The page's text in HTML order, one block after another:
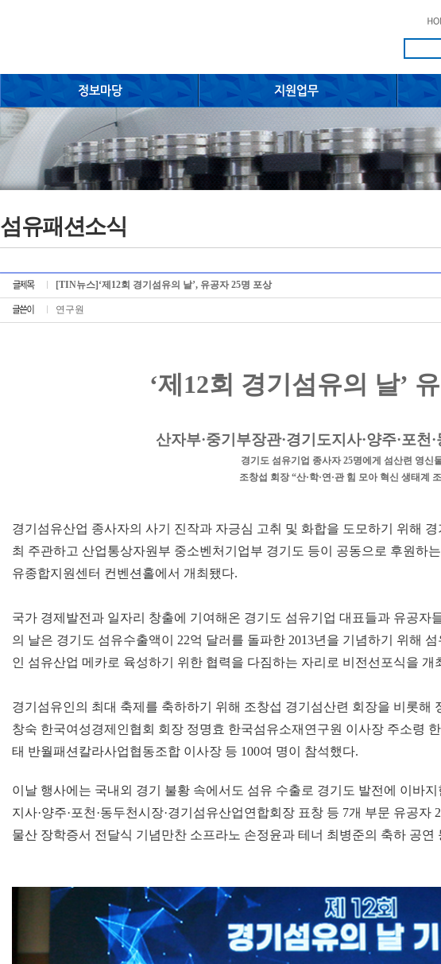
섬유패션소식
[TIN뉴스]‘제12회 경기섬유의 날’, 유공자 25명 포상
연구원
‘제12회 경기섬유의 날’
산자부·중기부장관·경기도지사·양주·포천
경기도 섬유기업 종사자 25명에게 섬산련 영신
조창섭 회장 “산·학·연·관 힘 모아 혁신 생태계
경기섬유산업 종사자의 사기 진작과 자긍심 고취 및 화합을 도모하기 위해
최 주관하고 산업통상자원부 중소벤처기업부 경기도 등이 공동으로 후원하
유종합지원센터 컨벤션홀에서 개최됐다.
국가 경제발전과 일자리 창출에 기여해온 경기도 섬유기업 대표들과 유공
의 날은 경기도 섬유수출액이 22억 달러를 돌파한 2013년을 기념하기 위해
인 섬유산업 메카로 육성하기 위한 협력을 다짐하는 자리로 비전선포식을 개
경기섬유인의 최대 축제를 축하하기 위해 조창섭 경기섬산련 회장을 비롯해
창숙 한국여성경제인협회 회장 정명효 한국섬유소재연구원 이사장 주소령
태 반월패션칼라사업협동조합 이사장 등 100여 명이 참석했다.
이날 행사에는 국내외 경기 불황 속에서도 섬유 수출로 경기도 발전에 이바
지사·양주·포천·동두천시장·경기섬유산업연합회장 표창 등 7개 부문 유공
물산 장학증서 전달식 기념만찬 소프라노 손정윤과 테너 최병준의 축하 공연